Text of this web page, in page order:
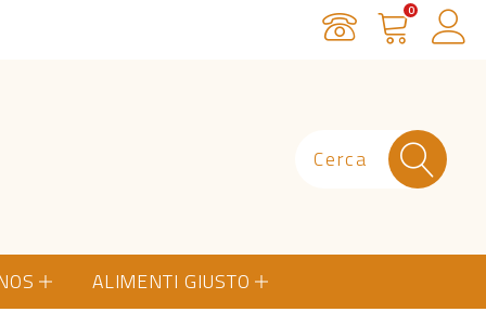
Servizio Clienti
Carrello
0
ALIMENTI GIUSTO